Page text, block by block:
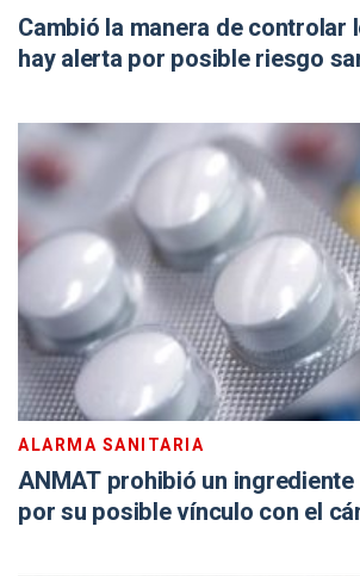
Cambió la manera de controlar
hay alerta por posible riesgo
ALARMA SANITARIA
ANMAT prohibió un
por su posible vínculo con el